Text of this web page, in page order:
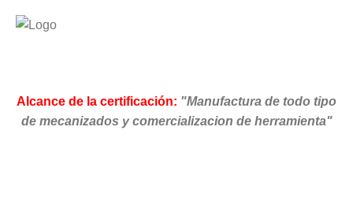
Alcance de la certificación: "Manufactura de todo tipo
de mecanizados y comercializacion de herramienta"